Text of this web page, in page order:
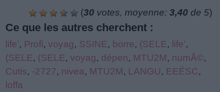
(30 votes, moyenne: 3,40 de 5)
Ce que les autres cherchent :
life’, Profi, voyag, SSINE, borre, (SELE, life’,
(SELE, (SELE, voyag, dépen, MTU2M, numÃ©,
Cutis, -2727, nivea, MTU2M, LANGU, EEÉSC,
loffa